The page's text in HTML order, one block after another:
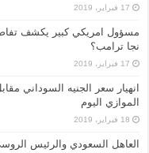
17 فبراير، 2019
مسؤول امريكي كبير يكشف
نجا ترامب؟
17 فبراير، 2019
انهيار سعر الجنيه السوداني
الموازي اليوم
18 فبراير، 2019
العاهل السعودي والرئيس الروسي